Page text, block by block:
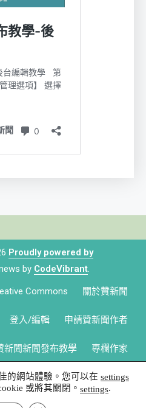
Proudly powered by
by CodeVibrant.
Commons 關於贊新聞
登入/編輯 申請贊新聞作者
新聞新聞發布教學 專欄作家
的網站體驗。您可以在 settings
或將其關閉。 settings.